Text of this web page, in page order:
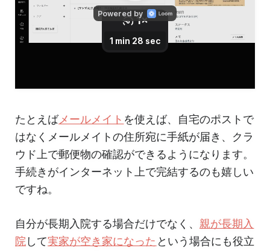
たとえばメールメイト を使えば、自宅のポストで
はなくメールメイトの住所宛に手紙が届き、クラ
ウド上で郵便物の確認ができるようになります。
手続きがインターネット上で完結するのも嬉しい
ですね。
自分が長期入院する場合だけでなく、 親が長期入
院して実家が空き家になった という場合にも役立